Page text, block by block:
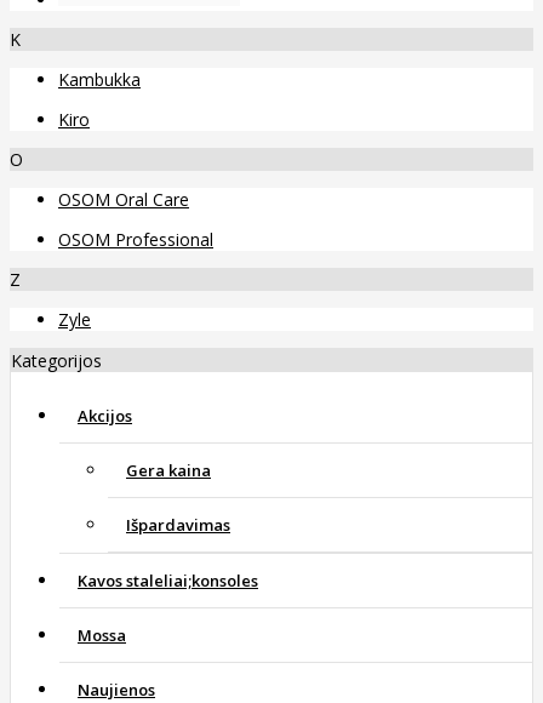
K
Kambukka
Kiro
O
OSOM Oral Care
OSOM Professional
Z
Zyle
Kategorijos
Akcijos
Gera kaina
Išpardavimas
Kavos staleliai;konsoles
Mossa
Naujienos